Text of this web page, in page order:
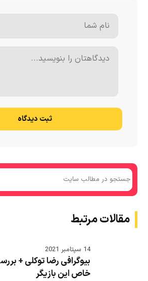
ثبت دیدگاه
مقالات مرتبط
14 سپتامبر 2021
بیوگرافی رضا توکلی +
خاص این بازیگر